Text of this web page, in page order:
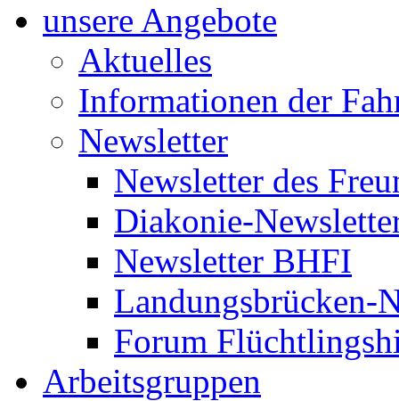
unsere Angebote
Aktuelles
Informationen der
Newsletter
Newsletter des
Diakonie-
Newsletter BHFI
Landungsbrücken-
Forum
Arbeitsgruppen